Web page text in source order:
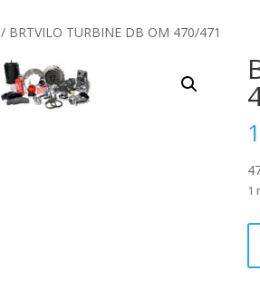
/ BRTVILO TURBINE DB OM 470/471
1